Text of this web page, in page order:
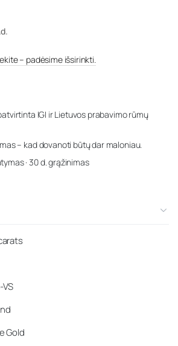
– padėsime išsirinkti.
IGI ir Lietuvos prabavimo rūmų
– kad dovanoti būtų dar maloniau.
· 30 d. grąžinimas
Gold